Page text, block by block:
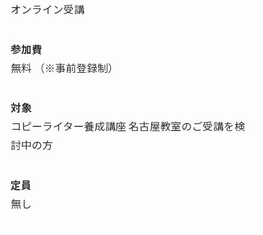
オンライン受講
参加費
無料 （※事前登録制）
対象
コピーライター養成講座 名古屋教室のご受講を検
討中の方
定員
無し